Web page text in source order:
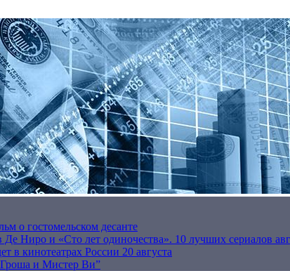
о гостомельском десанте
Ниро и «Сто лет одиночества». 10 лучших сериалов
в кинотеатрах России 20 августа
и Мистер Ви”